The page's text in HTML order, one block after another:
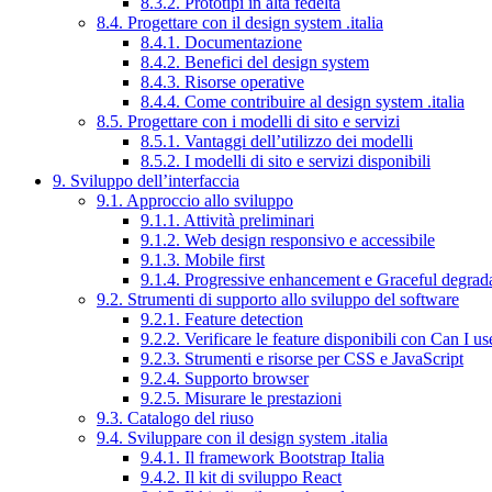
8.4. Progettare con il design system .italia
8.4.1. Documentazione
8.4.2. Benefici del design system
8.4.3. Risorse operative
8.4.4. Come contribuire al design system .italia
8.5. Progettare con i modelli di sito e servizi
8.5.1. Vantaggi dell’utilizzo dei modelli
8.5.2. I modelli di sito e servizi disponibili
9. Sviluppo dell’interfaccia
9.1. Approccio allo sviluppo
9.1.1. Attività preliminari
9.1.2. Web design responsivo e accessibile
9.1.3. Mobile first
9.1.4. Progressive enhancement e Graceful
9.2. Strumenti di supporto allo sviluppo del software
9.2.1. Feature detection
9.2.2. Verificare le feature disponibili con Can I
9.2.3. Strumenti e risorse per CSS e JavaScript
9.2.4. Supporto browser
9.2.5. Misurare le prestazioni
9.3. Catalogo del riuso
9.4. Sviluppare con il design system .italia
9.4.1. Il framework Bootstrap Italia
9.4.2. Il kit di sviluppo React